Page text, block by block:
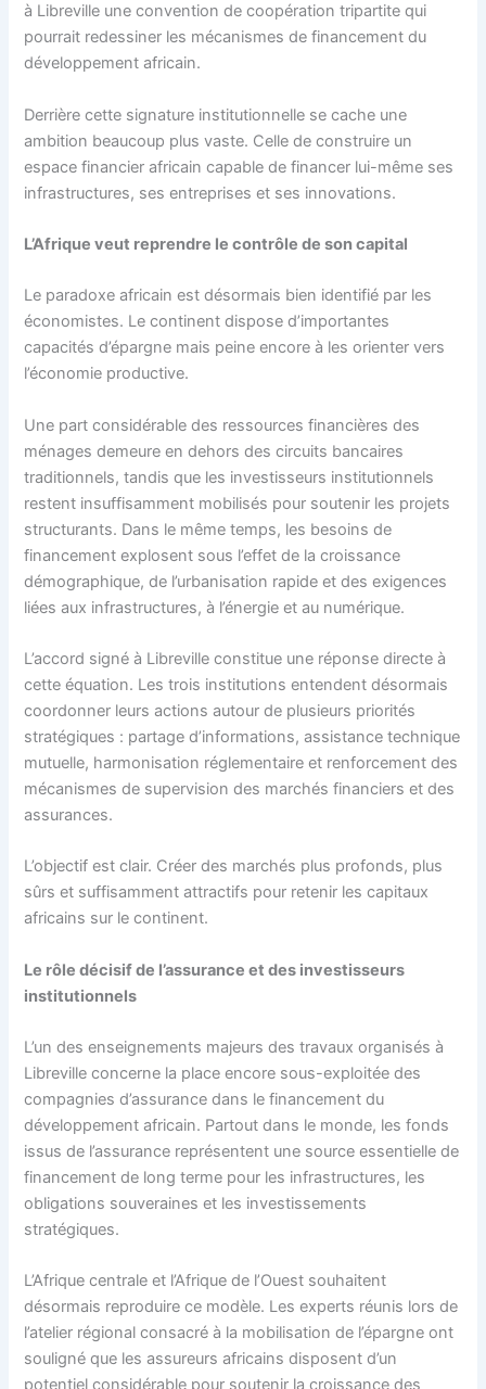
à Libreville une convention de coopération tripartite qui
pourrait redessiner les mécanismes de financement du
développement africain.
Derrière cette signature institutionnelle se cache une
ambition beaucoup plus vaste. Celle de construire un
espace financier africain capable de financer lui-même ses
infrastructures, ses entreprises et ses innovations.
L’Afrique veut reprendre le contrôle de son capital
Le paradoxe africain est désormais bien identifié par les
économistes. Le continent dispose d’importantes
capacités d’épargne mais peine encore à les orienter vers
l’économie productive.
Une part considérable des ressources financières des
ménages demeure en dehors des circuits bancaires
traditionnels, tandis que les investisseurs institutionnels
restent insuffisamment mobilisés pour soutenir les projets
structurants. Dans le même temps, les besoins de
financement explosent sous l’effet de la croissance
démographique, de l’urbanisation rapide et des exigences
liées aux infrastructures, à l’énergie et au numérique.
L’accord signé à Libreville constitue une réponse directe à
cette équation. Les trois institutions entendent désormais
coordonner leurs actions autour de plusieurs priorités
stratégiques : partage d’informations, assistance technique
mutuelle, harmonisation réglementaire et renforcement des
mécanismes de supervision des marchés financiers et des
assurances.
L’objectif est clair. Créer des marchés plus profonds, plus
sûrs et suffisamment attractifs pour retenir les capitaux
africains sur le continent.
Le rôle décisif de l’assurance et des investisseurs
institutionnels
L’un des enseignements majeurs des travaux organisés à
Libreville concerne la place encore sous-exploitée des
compagnies d’assurance dans le financement du
développement africain. Partout dans le monde, les fonds
issus de l’assurance représentent une source essentielle de
financement de long terme pour les infrastructures, les
obligations souveraines et les investissements
stratégiques.
L’Afrique centrale et l’Afrique de l’Ouest souhaitent
désormais reproduire ce modèle. Les experts réunis lors de
l’atelier régional consacré à la mobilisation de l’épargne ont
souligné que les assureurs africains disposent d’un
potentiel considérable pour soutenir la croissance des